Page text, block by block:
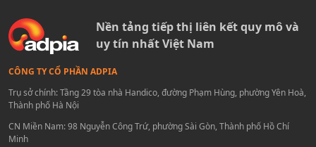
Nền tảng tiếp thị liên kết quy mô và
uy tín nhất Việt Nam
CÔNG TY CỔ PHẦN ADPIA
Trụ sở chính: Tầng 29 tòa nhà Handico, đường Phạm Hùng, phường Yên Hoà,
Thành phố Hà Nội
CN Miền Nam: 98 Nguyễn Công Trứ, phường Sài Gòn, Thành phố Hồ Chí
Minh